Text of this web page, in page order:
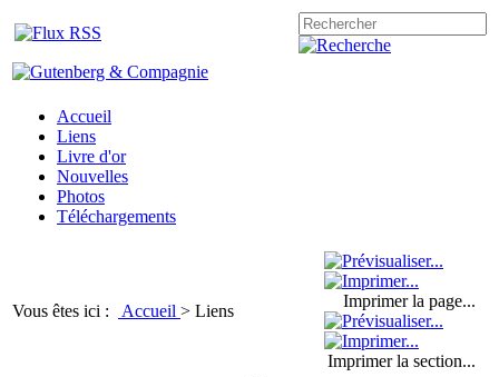
Accueil
Liens
Livre d'or
Nouvelles
Photos
Téléchargements
Vous êtes ici : Accueil > Liens
Imprimer la page...
Imprimer la section...